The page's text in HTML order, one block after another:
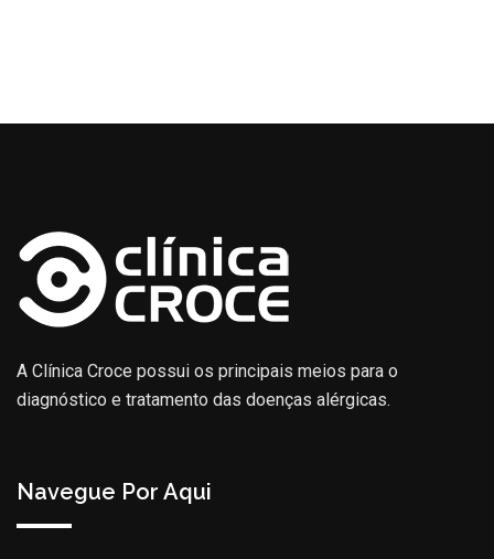
A Clínica Croce possui os principais meios para o
diagnóstico e tratamento das doenças alérgicas.
Navegue Por Aqui